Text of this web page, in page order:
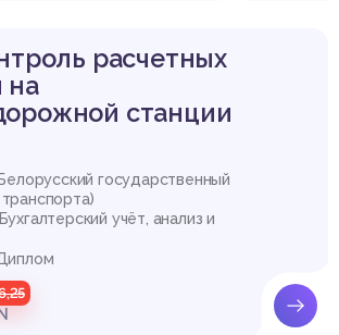
расчетных
на
станции
государственный
учёт, анализ и